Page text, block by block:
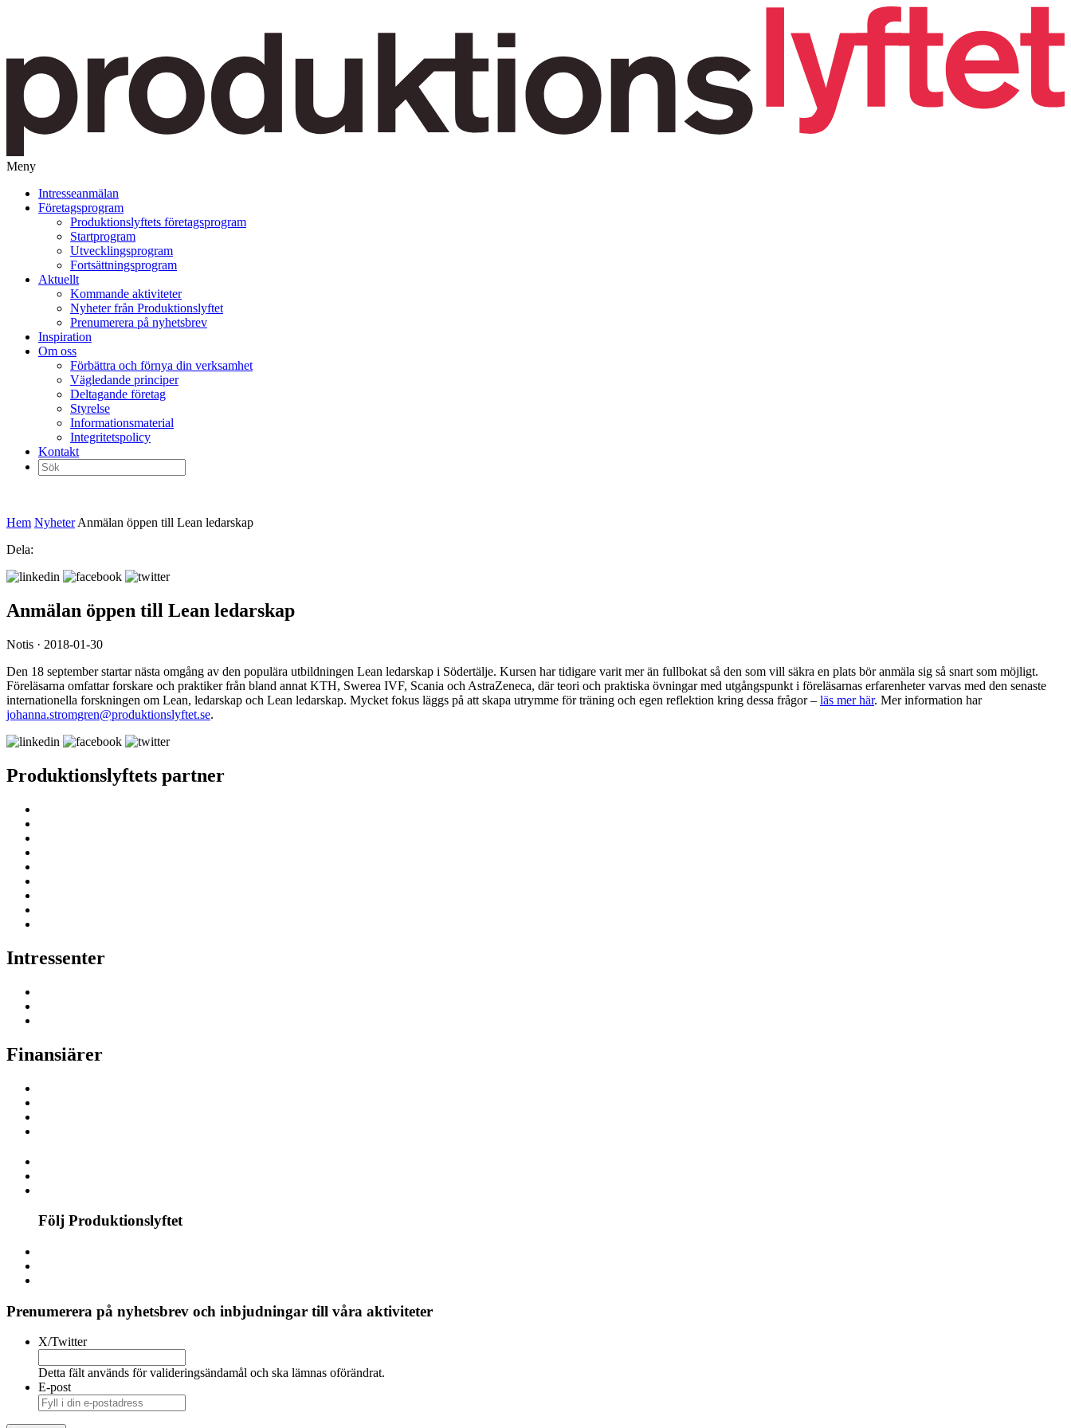
Meny
vidare
Intresseanmälan
Företagsprogram
Produktionslyftets företagsprogram
Startprogram
Utvecklingsprogram
Fortsättningsprogram
Aktuellt
Kommande aktiviteter
Nyheter från Produktionslyftet
Prenumerera på nyhetsbrev
Inspiration
Om oss
Förbättra och förnya din verksamhet
Vägledande principer
Deltagande företag
Styrelse
Informationsmaterial
Integritetspolicy
Kontakt
Sök
efter:
Hem Nyheter Anmälan öppen till Lean ledarskap
Dela:
Anmälan öppen till Lean ledarskap
Notis · 2018-01-30
Den 18 september startar nästa omgång av den populära utbildningen Lean ledarskap i Södertälje. Kursen har tidigare varit mer än fullbokat så den som vill säkra en plats bör anmäla sig så snart som möjligt.
Föreläsarna omfattar forskare och praktiker från bland annat KTH, Swerea IVF, Scania och AstraZeneca, där teori och praktiska övningar med utgångspunkt i föreläsarnas erfarenheter varvas med den senaste
internationella forskningen om Lean, ledarskap och Lean ledarskap. Mycket fokus läggs på att skapa utrymme för träning och egen reflektion kring dessa frågor – läs mer här. Mer information har
johanna.stromgren@produktionslyftet.se.
Produktionslyftets partner
Intressenter
Finansiärer
Följ Produktionslyftet
Prenumerera på nyhetsbrev och inbjudningar till våra aktiviteter
X/Twitter
Detta fält används för valideringsändamål och ska lämnas oförändrat.
E-post